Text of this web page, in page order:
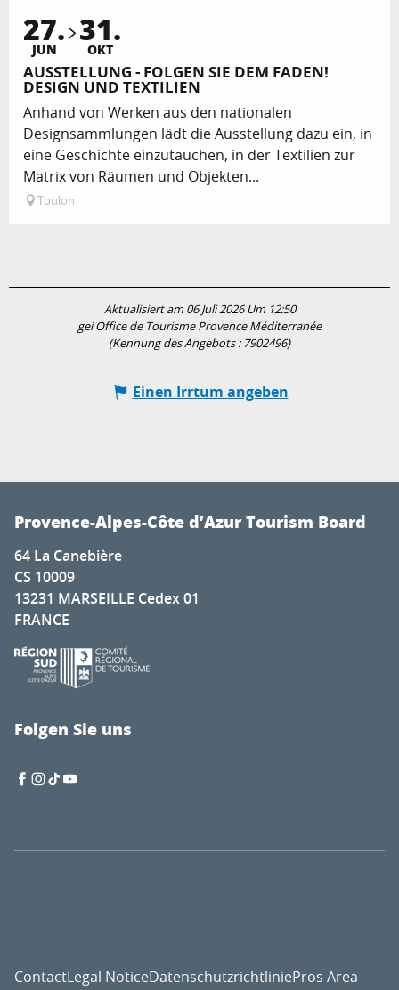
27.
JUN 31.
OKT
AUSSTELLUNG - FOLGEN SIE DEM FADEN!
DESIGN UND TEXTILIEN
Anhand von Werken aus den nationalen
Designsammlungen lädt die Ausstellung dazu ein, in
eine Geschichte einzutauchen, in der Textilien zur
Matrix von Räumen und Objekten...
Toulon
Aktualisiert am 06 Juli 2026 Um 12:50
gei Office de Tourisme Provence Méditerranée
(Kennung des Angebots : 7902496)
Einen Irrtum angeben
Provence-Alpes-Côte d’Azur Tourism Board
64 La Canebière
CS 10009
13231 MARSEILLE Cedex 01
FRANCE
Folgen Sie uns
ContactLegal NoticeDatenschutzrichtliniePros Area